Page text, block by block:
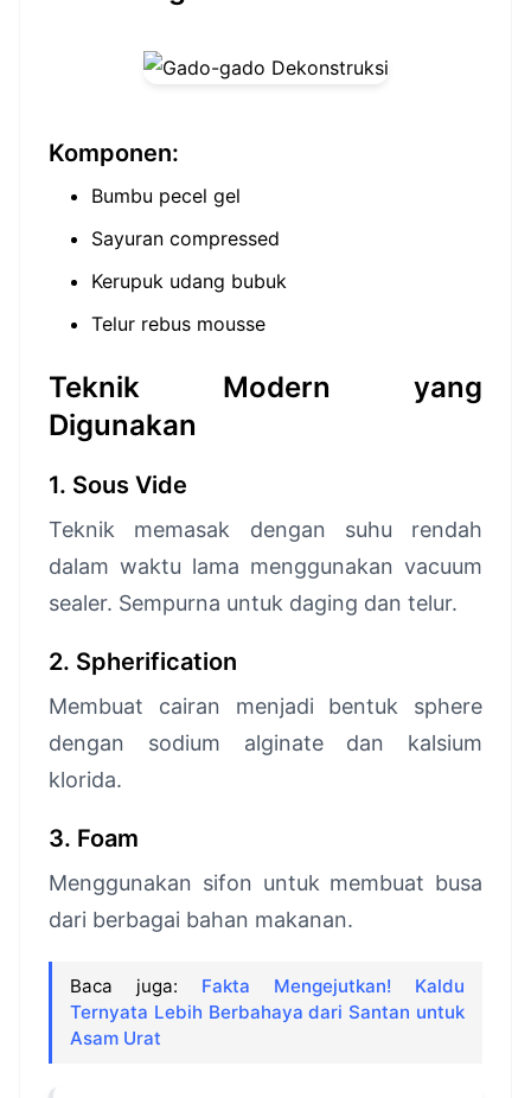
Komponen:
Bumbu pecel gel
Sayuran compressed
Kerupuk udang bubuk
Telur rebus mousse
Teknik Modern yang
Digunakan
1. Sous Vide
Teknik memasak dengan suhu rendah
dalam waktu lama menggunakan vacuum
sealer. Sempurna untuk daging dan telur.
2. Spherification
Membuat cairan menjadi bentuk sphere
dengan sodium alginate dan kalsium
klorida.
3. Foam
Menggunakan sifon untuk membuat busa
dari berbagai bahan makanan.
Baca juga: Fakta Mengejutkan! Kaldu
Ternyata Lebih Berbahaya dari Santan untuk
Asam Urat